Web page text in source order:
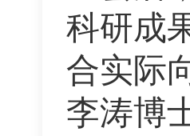
科研成
合实际
李涛博